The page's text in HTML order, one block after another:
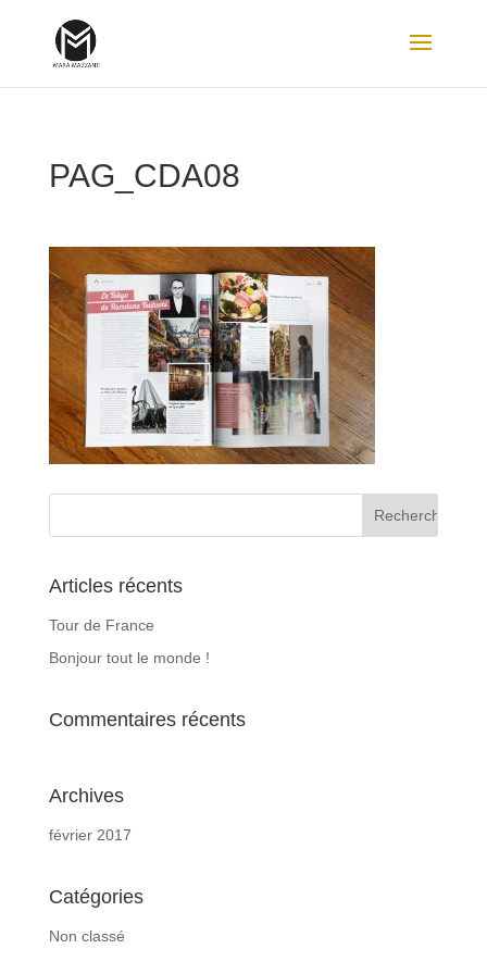
PAG_CDA08
Articles récents
Tour de France
Bonjour tout le monde !
Commentaires récents
Archives
février 2017
Catégories
Non classé